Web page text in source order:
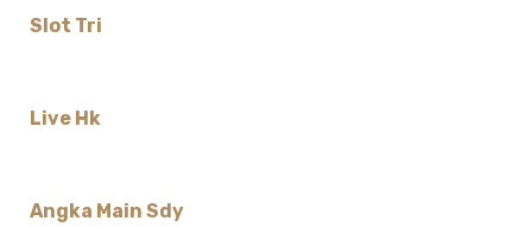
Slot Tri
Live Hk
Angka Main Sdy